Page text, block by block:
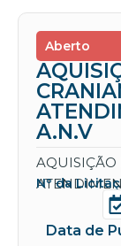
Aberto
A.N.V
AQUISIÇÃO
Nº da
Data de